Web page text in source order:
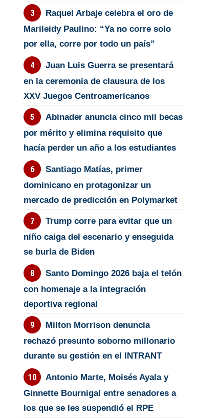
Raquel Arbaje celebra el oro de
Marileidy Paulino: “Ya no corre solo
por ella, corre por todo un país”
Juan Luis Guerra se presentará
en la ceremonia de clausura de los
XXV Juegos Centroamericanos
Abinader anuncia cinco mil becas
por mérito y elimina requisito que
hacía perder un año a los estudiantes
Santiago Matías, primer
dominicano en protagonizar un
mercado de predicción en Polymarket
Trump corre para evitar que un
niño caiga del escenario y enseguida
se burla de Biden
Santo Domingo 2026 baja el telón
con homenaje a la integración
deportiva regional
Milton Morrison denuncia
rechazó presunto soborno millonario
durante su gestión en el INTRANT
Antonio Marte, Moisés Ayala y
Ginnette Bournigal entre senadores a
los que se les suspendió el RPE